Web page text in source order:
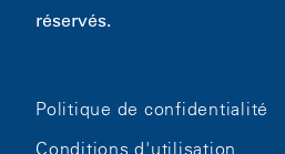
réservés.
Politique de confidentialité
Conditions d'utilisation